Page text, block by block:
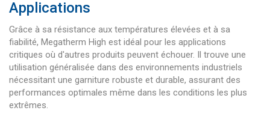
Applications
Grâce à sa résistance aux températures élevées et à sa
fiabilité, Megatherm High est idéal pour les applications
critiques où d'autres produits peuvent échouer. Il trouve une
utilisation généralisée dans des environnements industriels
nécessitant une garniture robuste et durable, assurant des
performances optimales même dans les conditions les plus
extrêmes.